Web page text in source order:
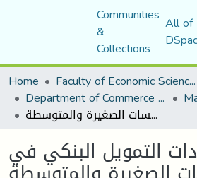
Communities
&
Collections
All of
Home
Faculty of Economic Sciences, Commerce and Management Sciences
Department of Commerce Science
محددات التمویل البنكي في المؤسسات الصغیرة والمتوسطة
التمویل البنكي في